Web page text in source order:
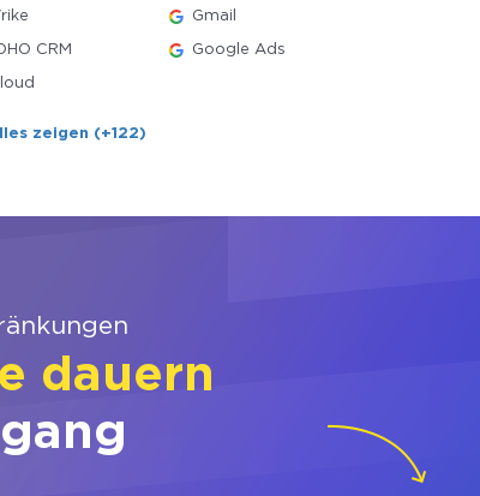
Gmail
CRM Google Ads
zeigen (+122)
dauern